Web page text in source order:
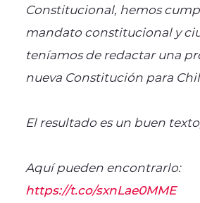
Constitucional, hemos
mandato constitucional y
teníamos de redactar una
nueva Constitución para
El resultado es un buen
Aquí pueden encontrarlo:
https://t.co/sxnLae0MME